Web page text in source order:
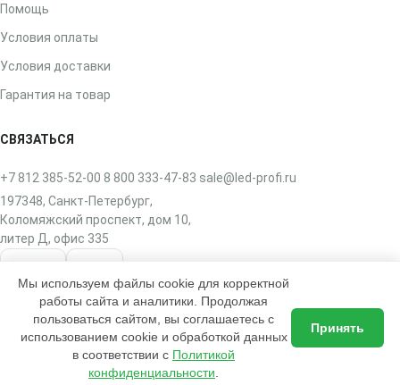
Помощь
Условия оплаты
Условия доставки
Гарантия на товар
СВЯЗАТЬСЯ
+7 812 385-52-00 8 800 333-47-83 sale@led-profi.ru
197348, Санкт-Петербург,
Коломяжский проспект, дом 10,
литер Д, офис 335
2017–2026 © ЛЭД-ПРОФИ — интернет-магазин освещения
Доставка по всей России
Мы используем файлы cookie для корректной
работы сайта и аналитики. Продолжая
пользоваться сайтом, вы соглашаетесь с
использованием cookie и обработкой данных
в соответствии с Политикой
конфиденциальности
Принять